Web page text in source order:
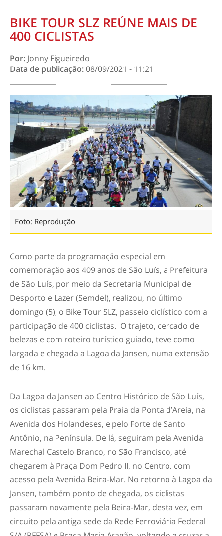
BIKE TOUR SLZ REÚNE MAIS DE
400 CICLISTAS
Por: Jonny Figueiredo
Data de publicação:08/09/2021 - 11:21
Foto: Reprodução
Como parte da programação especial em
comemoração aos 409 anos de São Luís, a Prefeitura
de São Luís, por meio da Secretaria Municipal de
Desporto e Lazer (Semdel), realizou, no último
domingo (5), o Bike Tour SLZ, passeio ciclístico com a
participação de 400 ciclistas. O trajeto, cercado de
belezas e com roteiro turístico guiado, teve como
largada e chegada a Lagoa da Jansen, numa extensão
de 16 km.
Da Lagoa da Jansen ao Centro Histórico de São Luís,
os ciclistas passaram pela Praia da Ponta d’Areia, na
Avenida dos Holandeses, e pelo Forte de Santo
Antônio, na Península. De lá, seguiram pela Avenida
Marechal Castelo Branco, no São Francisco, até
chegarem à Praça Dom Pedro II, no Centro, com
acesso pela Avenida Beira-Mar. No retorno à Lagoa da
Jansen, também ponto de chegada, os ciclistas
passaram novamente pela Beira-Mar, desta vez, em
circuito pela antiga sede da Rede Ferroviária Federal